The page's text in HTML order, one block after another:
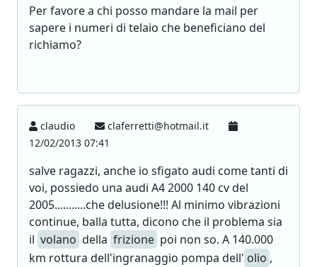
Per favore a chi posso mandare la mail per
sapere i numeri di telaio che beneficiano del
richiamo?
claudio
claferretti@hotmail.it
12/02/2013 07:41
salve ragazzi, anche io sfigato audi come tanti di
voi, possiedo una audi A4 2000 140 cv del
2005...........che delusione!!! Al minimo vibrazioni
continue, balla tutta, dicono che il problema sia
il volano della frizione poi non so. A 140.000
km rottura dell'ingranaggio pompa dell' olio ,